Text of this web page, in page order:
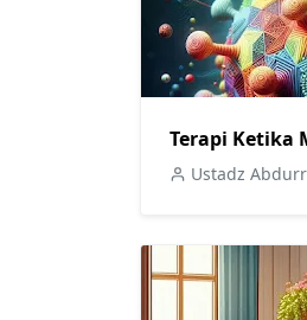
Terapi Ketika
Ustadz